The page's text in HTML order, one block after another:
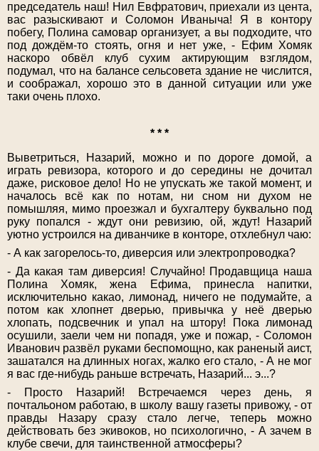
председатель наш! Нил Евфратович, приехали из цента,
вас разыскивают и Соломон Иваныча! Я в контору
побегу, Полина самовар организует, а вы подходите, что
под дождём-то стоять, огня и нет уже, - Ефим Хомяк
наскоро обвёл клуб сухим актирующим взглядом,
подумал, что на балансе сельсовета здание не числится,
и соображал, хорошо это в данной ситуации или уже
таки очень плохо.
* * *
Выветриться, Назарий, можно и по дороге домой, а
играть ревизора, которого и до середины не дочитал
даже, рисковое дело! Но не упускать же такой момент, и
началось всё как по нотам, ни сном ни духом не
помышляя, мимо проезжал и бухгалтеру буквально под
руку попался - ждут они ревизию, ой, ждут! Назарий
уютно устроился на диванчике в конторе, отхлебнул чаю:
- А как загорелось-то, диверсия или электропроводка?
- Да какая там диверсия! Случайно! Продавщица наша
Полина Хомяк, жена Ефима, принесла напитки,
исключительно какао, лимонад, ничего не подумайте, а
потом как хлопнет дверью, привычка у неё дверью
хлопать, подсвечник и упал на штору! Пока лимонад
осушили, заели чем ни попадя, уже и пожар, - Соломон
Иванович развёл руками беспомощно, как раненый аист,
зашатался на длинных ногах, жалко его стало, - А не мог
я вас где-нибудь раньше встречать, Назарий... э...?
- Просто Назарий! Встречаемся через день, я
почтальоном работаю, в школу вашу газеты привожу, - от
правды Назару сразу стало легче, теперь можно
действовать без экивоков, но психологично, - А зачем в
клубе свечи, для таинственной атмосферы?